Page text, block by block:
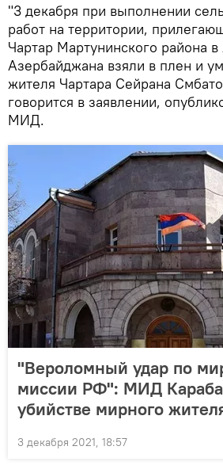
"3 декабря при выполнении
работ на территории,
Чартар Мартунинского района
Азербайджана взяли в плен и
жителя Чартара Сейрана
говорится в заявлении,
МИД.
"Вероломный удар по
миссии РФ": МИД
убийстве мирного
3 декабря 2021, 18:57